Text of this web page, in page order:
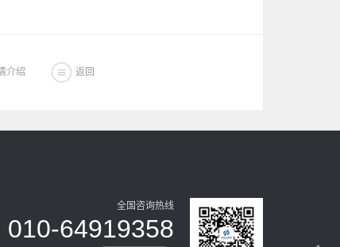
介绍 返回
全国咨询热线
010-64919358